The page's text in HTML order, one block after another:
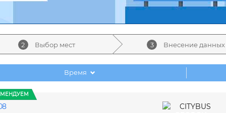
2 Выбор мест 3 Внесение данных
Время